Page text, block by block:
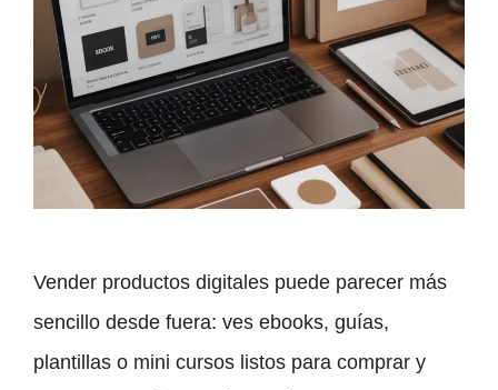
Vender productos digitales puede parecer más
sencillo desde fuera: ves ebooks, guías,
plantillas o mini cursos listos para comprar y